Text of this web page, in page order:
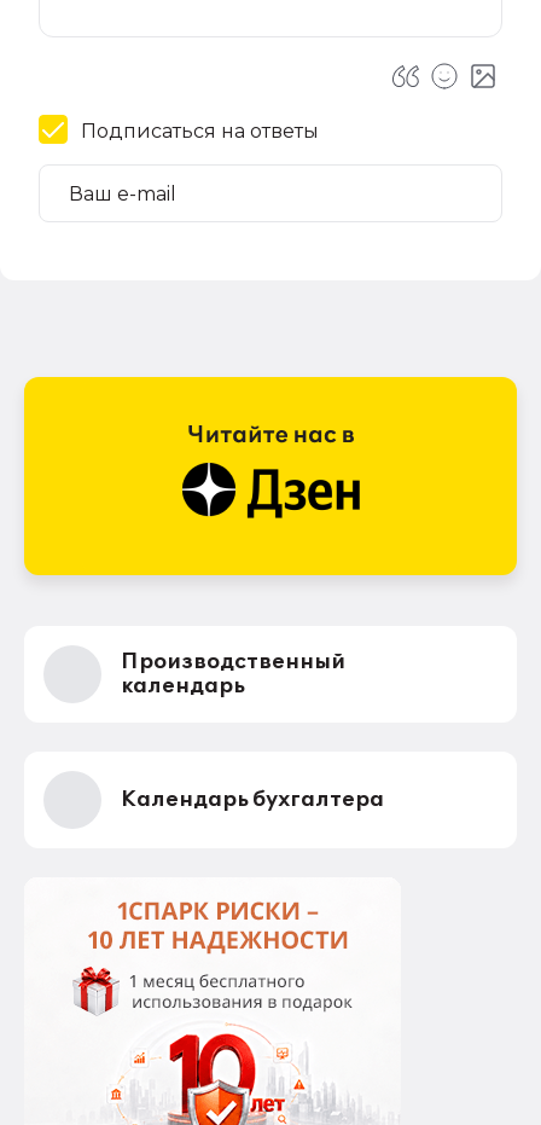
Подписаться на ответы
Производственный
календарь
Календарь бухгалтера